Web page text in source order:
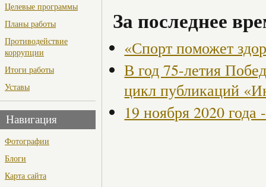
Целевые программы
Планы работы
Противодействие
коррупции
Итоги работы
Уставы
Навигация
Фотографии
Блоги
Карта сайта
За последнее
«Спорт поможет
В год 75-летия
цикл публикаций
19 ноября 2020